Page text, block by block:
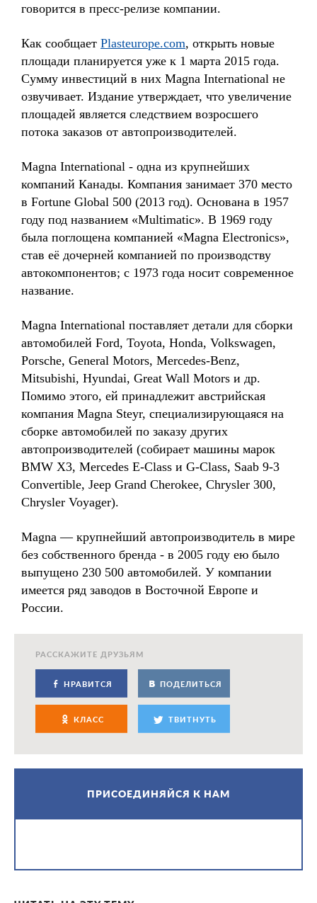
говорится в пресс-релизе компании.
Как сообщает Plasteurope.com, открыть новые
площади планируется уже к 1 марта 2015 года.
Сумму инвестиций в них Magna International не
озвучивает. Издание утверждает, что увеличение
площадей является следствием возросшего
потока заказов от автопроизводителей.
Magna International - одна из крупнейших
компаний Канады. Компания занимает 370 место
в Fortune Global 500 (2013 год). Основана в 1957
году под названием «Multimatic». В 1969 году
была поглощена компанией «Magna Electronics»,
став её дочерней компанией по производству
автокомпонентов; с 1973 года носит современное
название.
Magna International поставляет детали для сборки
автомобилей Ford, Toyota, Honda, Volkswagen,
Porsche, General Motors, Mercedes-Benz,
Mitsubishi, Hyundai, Great Wall Motors и др.
Помимо этого, ей принадлежит австрийская
компания Magna Steyr, специализирующаяся на
сборке автомобилей по заказу других
автопроизводителей (собирает машины марок
BMW X3, Mercedes E-Class и G-Class, Saab 9-3
Convertible, Jeep Grand Cherokee, Chrysler 300,
Chrysler Voyager).
Magna — крупнейший автопроизводитель в мире
без собственного бренда - в 2005 году ею было
выпущено 230 500 автомобилей. У компании
имеется ряд заводов в Восточной Европе и
России.
РАССКАЖИТЕ ДРУЗЬЯМ
НРАВИТСЯ ПОДЕЛИТЬСЯ
КЛАСС ТВИТНУТЬ
ПРИСОЕДИНЯЙСЯ К НАМ